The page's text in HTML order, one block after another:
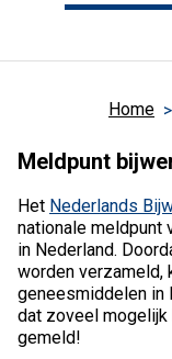
Home
Meldpunt
Het Nederlands
nationale meldpunt
in Nederland.
worden verzameld,
geneesmiddelen in
dat zoveel
gemeld!